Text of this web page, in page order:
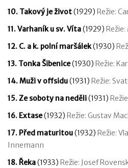
10. Takový je život(1929) Režie:
11. Varhaník u sv. Víta(1929)
12. C. a k. polní maršálek(1930)
13. Tonka Šibenice(1930) Režie:
14. Muži v offsidu(1931) Režie:
15. Ze soboty na neděli(1931)
16. Extase(1932) Režie: Gustav
17. Před maturitou(1932) Režie:
Innemann
18. Řeka(1933) Režie: Josef